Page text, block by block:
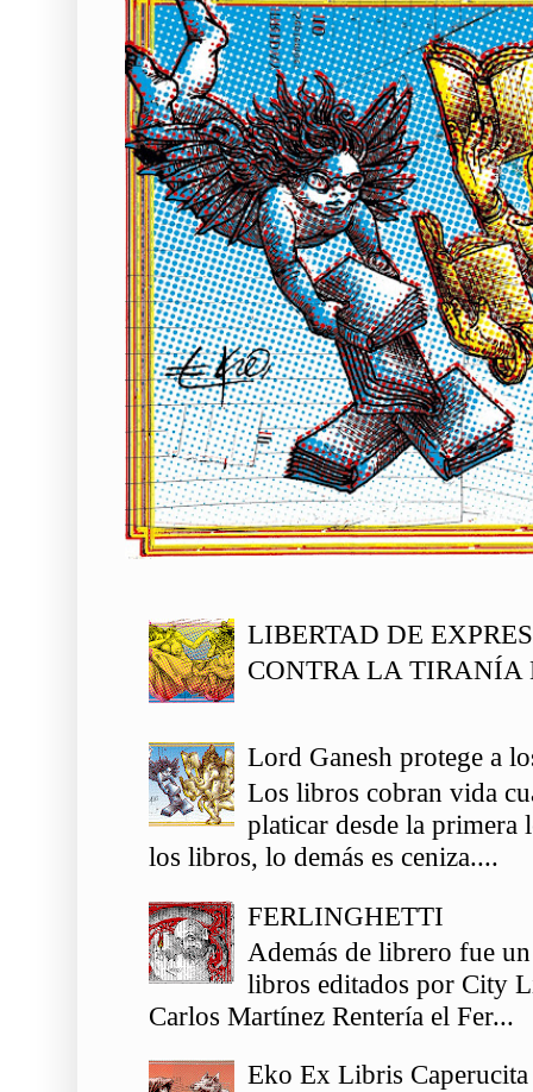
LIBERTAD DE
CONTRA LA TIRANÍA
Lord Ganesh protege a
Los libros cobran vida
platicar desde la primera
los libros, lo demás es ceniza....
FERLINGHETTI
Además de librero fue
libros editados por City
Carlos Martínez Rentería el Fer...
Eko Ex Libris